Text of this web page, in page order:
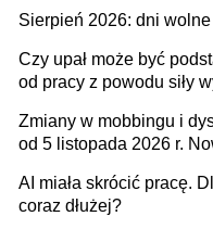
zespołu
Sierpień 2026: dni
Czy upał może być
od pracy z powodu siły
Zmiany w mobbingu i
od 5 listopada 2026 r.
Ustaw
AI miała skrócić pracę.
coraz dłużej?